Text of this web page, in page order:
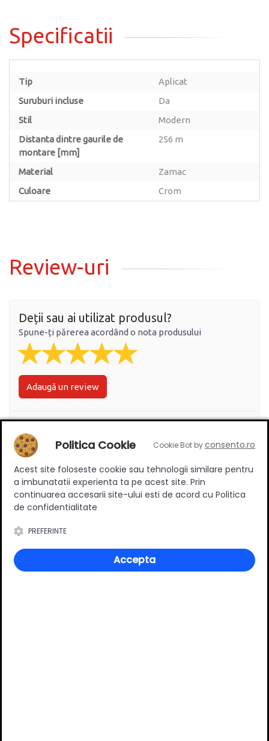
Specificatii
Tip
Aplicat
Suruburi incluse
Da
Stil
Modern
Distanta dintre gaurile de
montare [mm]
256 m
Material
Zamac
Culoare
Crom
Review-uri
Deții sau ai utilizat produsul?
Spune-ți părerea acordând o nota produsului
Adaugă un review
0(0 review-uri)
Întrebări și răspunsuri
Politica Cookie Cookie Bot byconsento.ro
Acest site foloseste cookie sau tehnologii similare pentru
a imbunatatii experienta ta pe acest site. Prin
continuarea accesarii site-ului esti de acord cu Politica
de confidentialitate
PREFERINTE
Accepta